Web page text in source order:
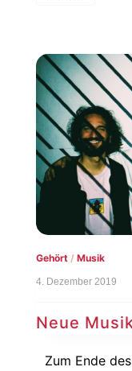
Gehört/ Musik
4. Dezember 2019
Neue
Zum Ende